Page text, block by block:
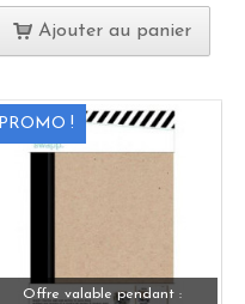
Ajouter au panier
PROMO !
Offre valable pendant :